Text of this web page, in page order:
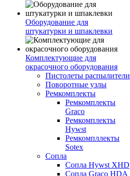
Оборудование для
штукатурки и шпаклевки
Комплектующие для
окрасочного оборудования
Пистолеты распылители
Поворотные узлы
Ремкомплекты
Ремкомплекты
Graco
Ремкомплекты
Hywst
Ремкомпллекты
Sotex
Сопла
Сопла Hywst XHD
Сопла Graco HDA